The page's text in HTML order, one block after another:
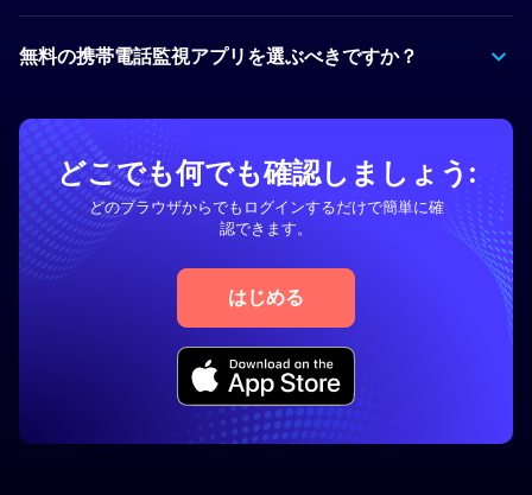
無料の携帯電話監視アプリを選ぶべきですか？
どこでも何でも確認しましょう:
どのブラウザからでもログインするだけで簡単に確
認できます。
はじめる